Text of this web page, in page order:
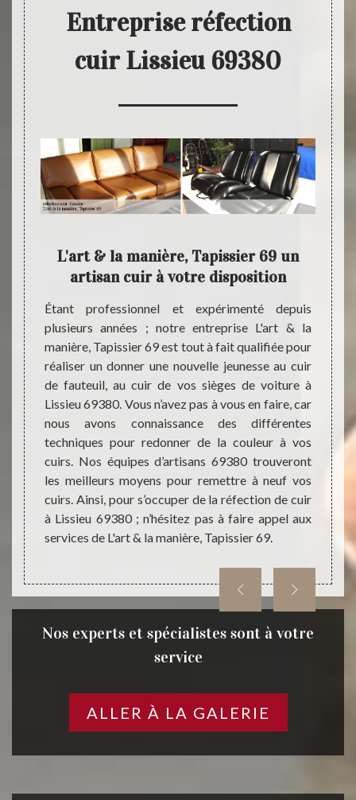
Entreprise réfection
cuir Lissieu 69380
du
une
nos
une
sur
des
vont
à
L'art & la manière, Tapissier 69 un
artisan cuir à votre disposition
Étant professionnel et expérimenté depuis
plusieurs années ; notre entreprise L'art & la
manière, Tapissier 69 est tout à fait qualifiée pour
réaliser un donner une nouvelle jeunesse au cuir
de fauteuil, au cuir de vos sièges de voiture à
Lissieu 69380. Vous n’avez pas à vous en faire, car
nous avons connaissance des différentes
techniques pour redonner de la couleur à vos
cuirs. Nos équipes d’artisans 69380 trouveront
les meilleurs moyens pour remettre à neuf vos
cuirs. Ainsi, pour s’occuper de la réfection de cuir
à Lissieu 69380 ; n’hésitez pas à faire appel aux
services de L'art & la manière, Tapissier 69.
Le
faire
vous
la
avec
Nos experts et spécialistes sont à votre
service
ALLER À LA GALERIE